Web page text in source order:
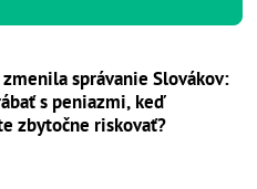
správanie Slovákov:
s peniazmi, keď
zbytočne riskovať?